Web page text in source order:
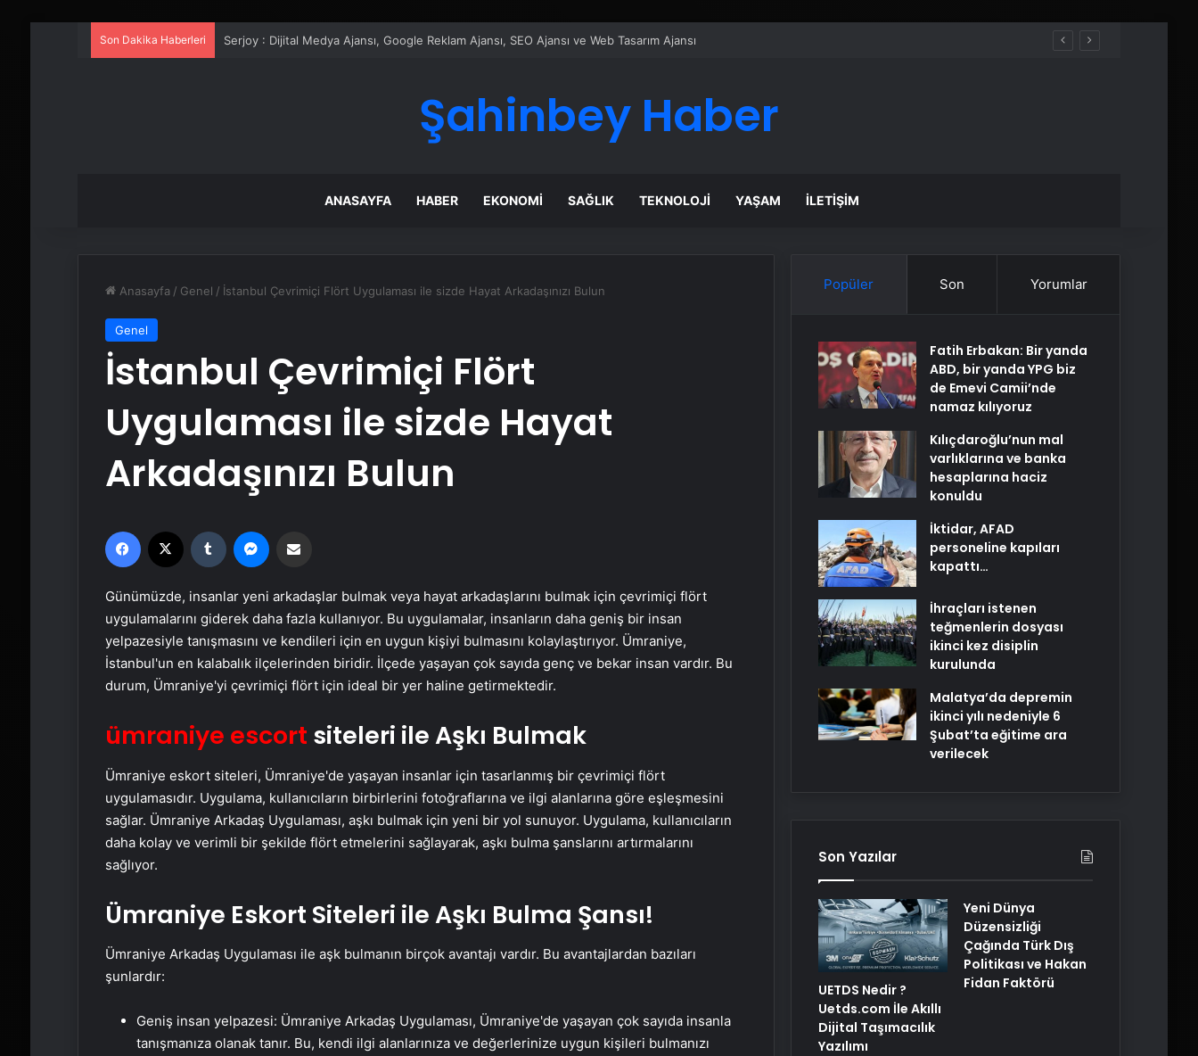
Son Dakika Haberleri UETDS Nedir ? Uetds.com İle Akıllı Dijital Taşımacılık Yazılımı
Şahinbey Haber
ANASAYFA HABER EKONOMI SAĞLIK TEKNOLOJI YAŞAM İLETIŞIM
Anasayfa / Genel / İstanbul Çevrimiçi Flört Uygulaması ile sizde Hayat Arkadaşınızı Bulun
Genel
İstanbul Çevrimiçi Flört
Uygulaması ile sizde Hayat
Arkadaşınızı Bulun
Facebook Tumblr
Günümüzde, insanlar yeni arkadaşlar bulmak veya hayat arkadaşlarını bulmak için çevrimiçi flört
uygulamalarını giderek daha fazla kullanıyor. Bu uygulamalar, insanların daha geniş bir insan
yelpazesiyle tanışmasını ve kendileri için en uygun kişiyi bulmasını kolaylaştırıyor. Ümraniye,
İstanbul'un en kalabalık ilçelerinden biridir. İlçede yaşayan çok sayıda genç ve bekar insan vardır. Bu
durum, Ümraniye'yi çevrimiçi flört için ideal bir yer haline getirmektedir.
ümraniye escort siteleri ile Aşkı Bulmak
Ümraniye eskort siteleri, Ümraniye'de yaşayan insanlar için tasarlanmış bir çevrimiçi flört
uygulamasıdır. Uygulama, kullanıcıların birbirlerini fotoğraflarına ve ilgi alanlarına göre eşleşmesini
sağlar. Ümraniye Arkadaş Uygulaması, aşkı bulmak için yeni bir yol sunuyor. Uygulama, kullanıcıların
daha kolay ve verimli bir şekilde flört etmelerini sağlayarak, aşkı bulma şanslarını artırmalarını
sağlıyor.
Ümraniye Eskort Siteleri ile Aşkı Bulma Şansı!
Ümraniye Arkadaş Uygulaması ile aşk bulmanın birçok avantajı vardır. Bu avantajlardan bazıları
şunlardır:
Geniş insan yelpazesi: Ümraniye Arkadaş Uygulaması, Ümraniye'de yaşayan çok sayıda insanla
tanışmanıza olanak tanır. Bu, kendi ilgi alanlarınıza ve değerlerinize uygun kişileri bulmanızı
Popüler Son Yorumlar
Fatih Erbakan: Bir yanda
ABD, bir yanda YPG biz
de Emevi Camii’nde
namaz kılıyoruz
Kılıçdaroğlu’nun mal
varlıklarına ve banka
hesaplarına haciz
konuldu
İktidar, AFAD
personeline kapıları
kapattı…
İhraçları istenen
teğmenlerin dosyası
ikinci kez disiplin
kurulunda
Malatya’da depremin
ikinci yılı nedeniyle 6
Şubat’ta eğitime ara
verilecek
Son Yazılar
UETDS Nedir ?
Uetds.com İle Akıllı
Dijital Taşımacılık
Yazılımı
Yeni Dünya
Düzensizliği
Çağında Türk Dış
Politikası ve Hakan
Fidan Faktörü